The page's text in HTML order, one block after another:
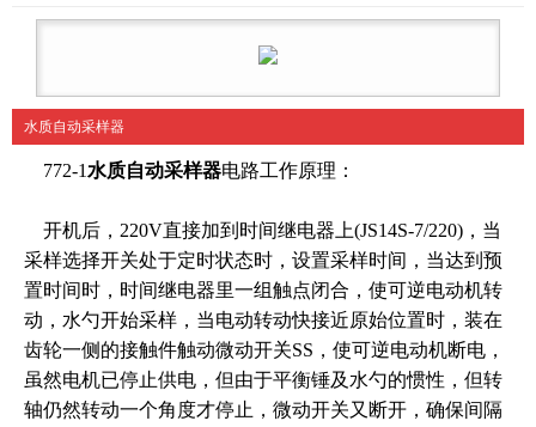
水质自动采样器
772-1 水质自动采样器电路工作原理：
开机后，220V直接加到时间继电器上(JS14S-7/220)，当
采样选择开关处于定时状态时，设置采样时间，当达到预
置时间时，时间继电器里一组触点闭合，使可逆电动机转
动，水勺开始采样，当电动转动快接近原始位置时，装在
齿轮一侧的接触件触动微动开关SS，使可逆电动机断电，
虽然电机已停止供电，但由于平衡锤及水勺的惯性，但转
轴仍然转动一个角度才停止，微动开关又断开，确保间隔